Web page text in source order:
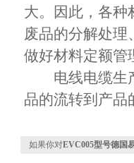
大。因此，各种
废品的分解处
做好材料定额管
电线电缆生产
品的流转到产品
如果你对EVC005型号德国